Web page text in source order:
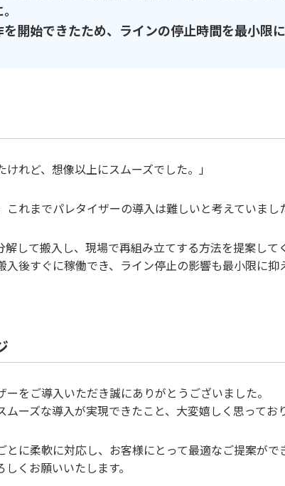
開始できたため、ラインの停止時間を最小限
けれど、想像以上にスムーズでした。」
れまでパレタイザーの導入は難しいと考えていまし
解して搬入し、現場で再組み立てする方法を提案して
後すぐに稼働でき、ライン停止の影響も最小限に抑
をご導入いただき誠にありがとうございました。
ーズな導入が実現できたこと、大変嬉しく思ってお
に柔軟に対応し、お客様にとって最適なご提案がで
くお願いいたします。